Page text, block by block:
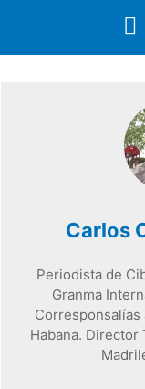
Carlos
Periodista de
Granma
Corresponsalías
Habana.